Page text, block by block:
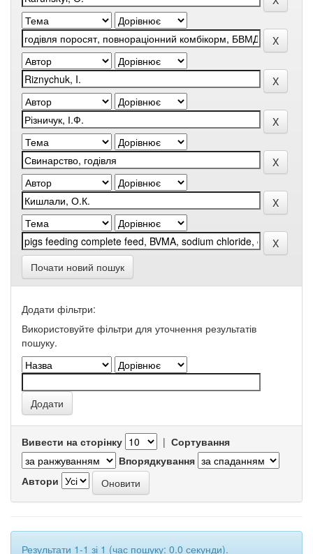
Почати новий пошук
Додати фільтри:
Використовуйте фільтри для уточнення результатів
пошуку.
Вивести на сторінку | Сортування
Впорядкування
Автори
Результати 1-1 зі 1 (час пошуку: 0.0 секунди).